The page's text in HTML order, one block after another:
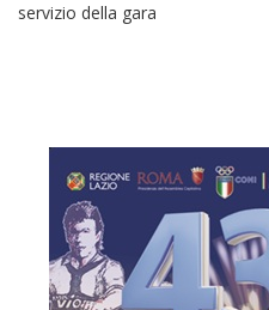
servizio della gara